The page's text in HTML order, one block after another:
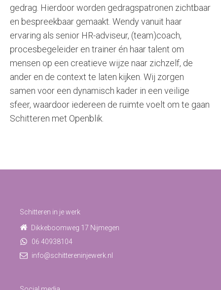
gedrag. Hierdoor worden gedragspatronen zichtbaar
en bespreekbaar gemaakt. Wendy vanuit haar
ervaring als senior HR-adviseur, (team)coach,
procesbegeleider en trainer én haar talent om
mensen op een creatieve wijze naar zichzelf, de
ander en de context te laten kijken. Wij zorgen
samen voor een dynamisch kader in een veilige
sfeer, waardoor iedereen de ruimte voelt om te gaan
Schitteren met Openblik.
Schitteren in je werk
Dikkeboomweg 17 Nijmegen
06 40938104
info@schittereninjewerk.nl